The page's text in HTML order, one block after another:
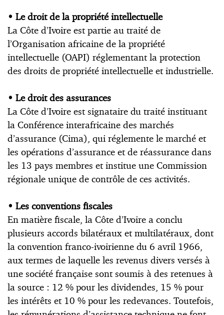
• Le droit de la propriété intellectuelle
La Côte d’Ivoire est partie au traité de
l’Organisation africaine de la propriété
intellectuelle (OAPI) réglementant la protection
des droits de propriété intellectuelle et industrielle.
• Le droit des assurances
La Côte d’Ivoire est signataire du traité instituant
la Conférence interafricaine des marchés
d’assurance (Cima), qui réglemente le marché et
les opérations d’assurance et de réassurance dans
les 13 pays membres et institue une Commission
régionale unique de contrôle de ces activités.
• Les conventions fiscales
En matière fiscale, la Côte d’Ivoire a conclu
plusieurs accords bilatéraux et multilatéraux, dont
la convention franco-ivoirienne du 6 avril 1966,
aux termes de laquelle les revenus divers versés à
une société française sont soumis à des retenues à
la source : 12 % pour les dividendes, 15 % pour
les intérêts et 10 % pour les redevances. Toutefois,